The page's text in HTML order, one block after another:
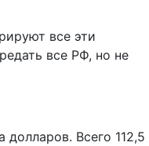
все эти
все РФ, но не
Всего 112,5